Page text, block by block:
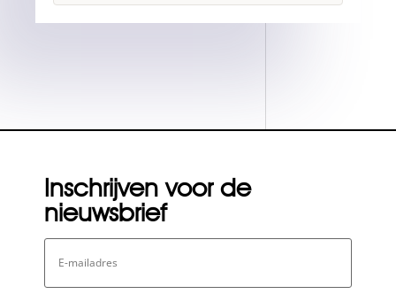
Inschrijven voor de
nieuwsbrief
E-
mailadres